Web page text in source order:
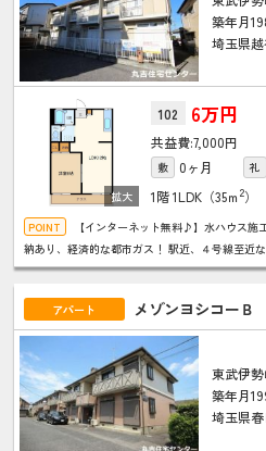
築年月
埼玉県
102 6万円
7,000円
敷 0ヶ月 礼
1階1LDK（35ｍ 2）
【インターネット無料♪】水ハウス施
納あり、経済的な都市ガス！ 駅近、４号線至近
らしにもおすすめです♪
アパート メゾンヨシコーＢ
東武伊
築年月
埼玉県